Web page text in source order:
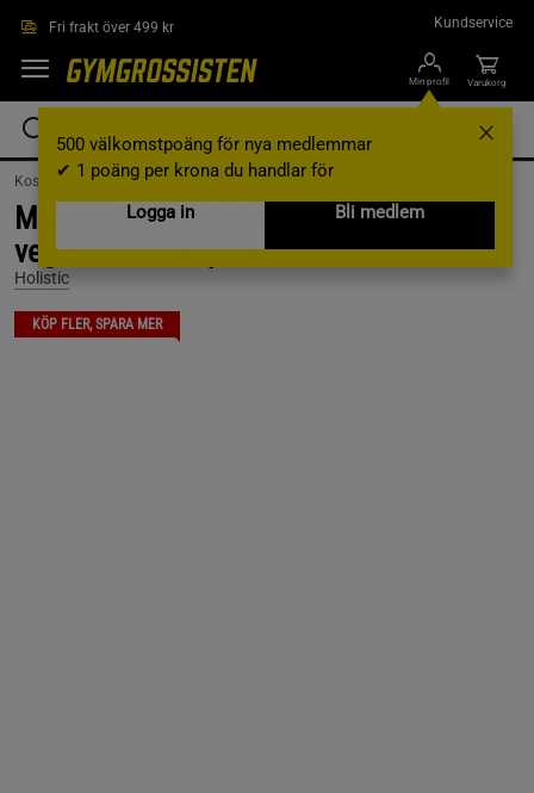
Fri frakt över 499 kr Kundservice
Min profil
500 välkomstpoäng för nya medlemmar
✔ 1 poäng per krona du handlar för
Logga in
Bli medlem
Varukorg
Kosttillskott /Vitaminer & Mineraler /Magnesium
Magnesiumbisglycinat 100 mg 90
vegetabiliska kapslar
Holistic
KÖP FLER, SPARA MER